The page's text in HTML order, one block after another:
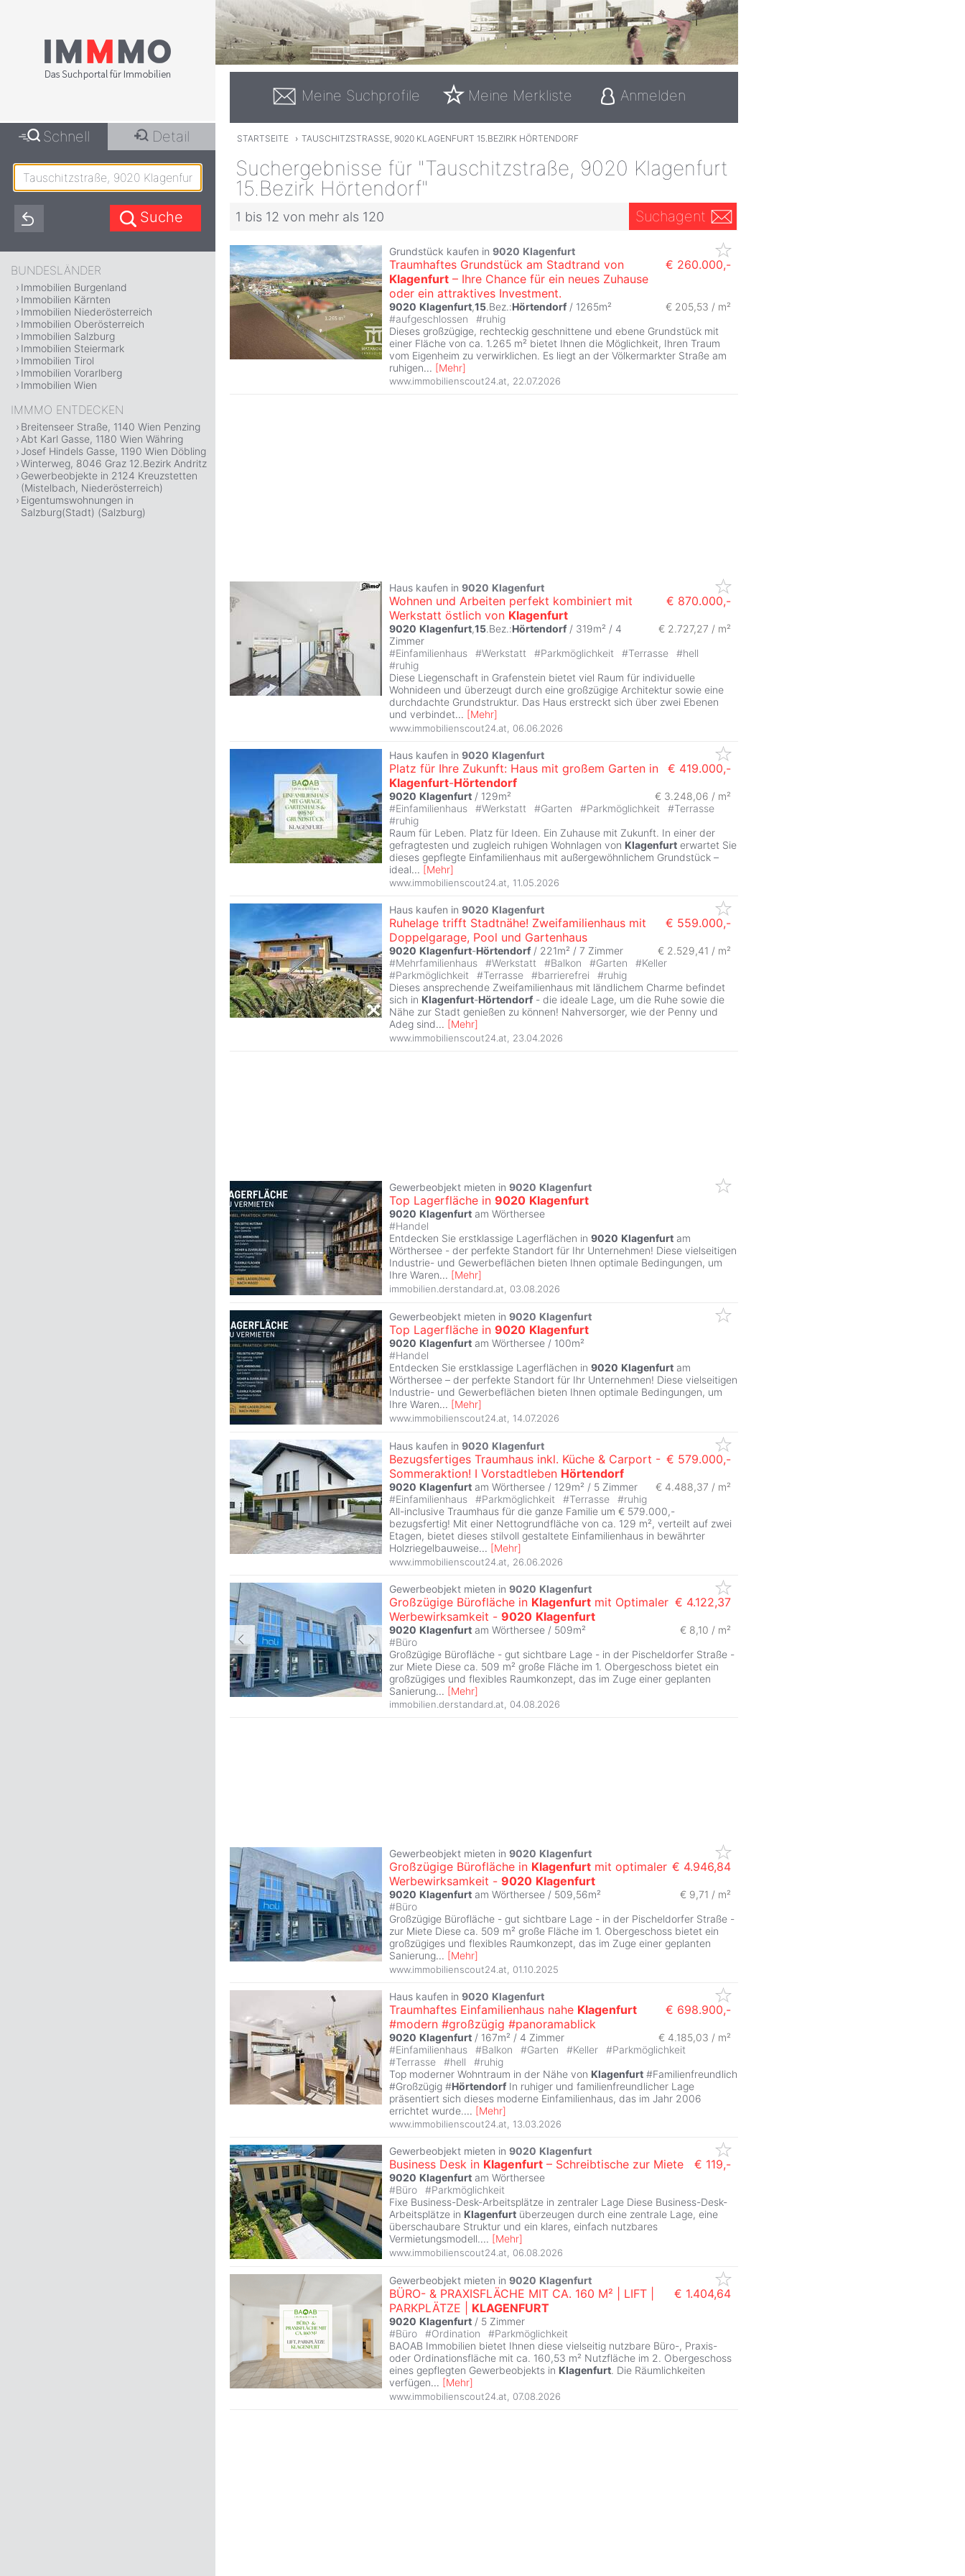
Meine Suchprofile Meine Merkliste Anmelden
STARTSEITE › TAUSCHITZSTRASSE, 9020 KLAGENFURT 15.BEZIRK HÖRTENDORF
Suchergebnisse für "Tauschitzstraße, 9020 Klagenfurt
15.Bezirk Hörtendorf"
1 bis 12 von mehr als 120 Suchagent
Grundstück kaufen in 9020 Klagenfurt
Traumhaftes Grundstück am Stadtrand von
Klagenfurt – Ihre Chance für ein neues Zuhause
oder ein attraktives Investment.
€ 260.000,-
9020 Klagenfurt,15.Bez.:Hörtendorf / 1265m²
€ 205,53 / m²
#aufgeschlossen #ruhig
Dieses großzügige, rechteckig geschnittene und ebene Grundstück mit
einer Fläche von ca. 1.265 m² bietet Ihnen die Möglichkeit, Ihren Traum
vom Eigenheim zu verwirklichen. Es liegt an der Völkermarkter Straße am
ruhigen... [Mehr]
www.immobilienscout24.at 22.07.2026
Haus kaufen in 9020 Klagenfurt
Wohnen und Arbeiten perfekt kombiniert mit
Werkstatt östlich von Klagenfurt
€ 870.000,-
9020 Klagenfurt,15.Bez.:Hörtendorf / 319m² / 4
Zimmer
€ 2.727,27 / m²
#Einfamilienhaus #Werkstatt #Parkmöglichkeit #Terrasse #hell
#ruhig
Diese Liegenschaft in Grafenstein bietet viel Raum für individuelle
Wohnideen und überzeugt durch eine großzügige Architektur sowie eine
durchdachte Grundstruktur. Das Haus erstreckt sich über zwei Ebenen
und verbindet... [Mehr]
www.immobilienscout24.at 06.06.2026
Haus kaufen in 9020 Klagenfurt
Platz für Ihre Zukunft: Haus mit großem Garten in
Klagenfurt-Hörtendorf
€ 419.000,-
9020 Klagenfurt / 129m²
€ 3.248,06 / m²
#Einfamilienhaus #Werkstatt #Garten #Parkmöglichkeit #Terrasse
#ruhig
Raum für Leben. Platz für Ideen. Ein Zuhause mit Zukunft. In einer der
gefragtesten und zugleich ruhigen Wohnlagen von Klagenfurt erwartet Sie
dieses gepflegte Einfamilienhaus mit außergewöhnlichem Grundstück –
ideal... [Mehr]
www.immobilienscout24.at, 11.05.2026
Haus kaufen in 9020 Klagenfurt
Ruhelage trifft Stadtnähe! Zweifamilienhaus mit
Doppelgarage, Pool und Gartenhaus
€ 559.000,-
9020 Klagenfurt-Hörtendorf / 221m² / 7 Zimmer
€ 2.529,41 / m²
#Mehrfamilienhaus #Werkstatt #Balkon #Garten #Keller
#Parkmöglichkeit #Terrasse #barrierefrei #ruhig
Dieses ansprechende Zweifamilienhaus mit ländlichem Charme befindet
sich in Klagenfurt-Hörtendorf - die ideale Lage, um die Ruhe sowie die
Nähe zur Stadt genießen zu können! Nahversorger, wie der Penny und
Adeg sind... [Mehr]
www.immobilienscout24.at 23.04.2026
Gewerbeobjekt mieten in 9020 Klagenfurt
Top Lagerfläche in 9020 Klagenfurt
9020 Klagenfurt am Wörthersee
#Handel
Entdecken Sie erstklassige Lagerflächen in 9020 Klagenfurt am
Wörthersee - der perfekte Standort für Ihr Unternehmen! Diese vielseitigen
Industrie- und Gewerbeflächen bieten Ihnen optimale Bedingungen, um
Ihre Waren... [Mehr]
immobilien.derstandard.at 03.08.2026
Gewerbeobjekt mieten in 9020 Klagenfurt
Top Lagerfläche in 9020 Klagenfurt
9020 Klagenfurt am Wörthersee / 100m²
#Handel
Entdecken Sie erstklassige Lagerflächen in 9020 Klagenfurt am
Wörthersee – der perfekte Standort für Ihr Unternehmen! Diese vielseitigen
Industrie- und Gewerbeflächen bieten Ihnen optimale Bedingungen, um
Ihre Waren... [Mehr]
www.immobilienscout24.at 14.07.2026
Haus kaufen in 9020 Klagenfurt
Bezugsfertiges Traumhaus inkl. Küche & Carport -
Sommeraktion! I Vorstadtleben Hörtendorf
€ 579.000,-
9020 Klagenfurt am Wörthersee / 129m² / 5 Zimmer
€ 4.488,37 / m²
#Einfamilienhaus #Parkmöglichkeit #Terrasse #ruhig
All-inclusive Traumhaus für die ganze Familie um € 579.000,-
bezugsfertig! Mit einer Nettogrundfläche von ca. 129 m², verteilt auf zwei
Etagen, bietet dieses stilvoll gestaltete Einfamilienhaus in bewährter
Holzriegelbauweise... [Mehr]
www.immobilienscout24.at 26.06.2026
Gewerbeobjekt mieten in 9020 Klagenfurt
Großzügige Bürofläche in Klagenfurt mit Optimaler
Werbewirksamkeit - 9020 Klagenfurt
€ 4.122,37
9020 Klagenfurt am Wörthersee / 509m² € 8,10 / m²
#Büro
Großzügige Bürofläche - gut sichtbare Lage - in der Pischeldorfer Straße -
zur Miete Diese ca. 509 m² große Fläche im 1. Obergeschoss bietet ein
großzügiges und flexibles Raumkonzept, das im Zuge einer geplanten
Sanierung... [Mehr]
immobilien.derstandard.at 04.08.2026
Gewerbeobjekt mieten in 9020 Klagenfurt
Großzügige Bürofläche in Klagenfurt mit optimaler
Werbewirksamkeit - 9020 Klagenfurt
€ 4.946,84
9020 Klagenfurt am Wörthersee / 509,56m²
€ 9,71 / m²
#Büro
Großzügige Bürofläche - gut sichtbare Lage - in der Pischeldorfer Straße -
zur Miete Diese ca. 509 m² große Fläche im 1. Obergeschoss bietet ein
großzügiges und flexibles Raumkonzept, das im Zuge einer geplanten
Sanierung... [Mehr]
www.immobilienscout24.at 01.10.2025
Haus kaufen in 9020 Klagenfurt
Traumhaftes Einfamilienhaus nahe Klagenfurt
#modern #großzügig #panoramablick
€ 698.900,-
9020 Klagenfurt / 167m² / 4 Zimmer
€ 4.185,03 / m²
#Einfamilienhaus #Balkon #Garten #Keller #Parkmöglichkeit
#Terrasse #hell #ruhig
Top moderner Wohntraum in der Nähe von Klagenfurt #Familienfreundlich
#Großzügig #Hörtendorf In ruhiger und familienfreundlicher Lage
präsentiert sich dieses moderne Einfamilienhaus, das im Jahr 2006
errichtet wurde.... [Mehr]
www.immobilienscout24.at, 13.03.2026
Gewerbeobjekt mieten in 9020 Klagenfurt
Business Desk in Klagenfurt – Schreibtische zur Miete € 119,-
9020 Klagenfurt am Wörthersee
#Büro #Parkmöglichkeit
Fixe Business-Desk-Arbeitsplätze in zentraler Lage Diese Business-Desk-
Arbeitsplätze in Klagenfurt überzeugen durch eine zentrale Lage, eine
überschaubare Struktur und ein klares, einfach nutzbares
Vermietungsmodell.... [Mehr]
www.immobilienscout24.at 06.08.2026
Gewerbeobjekt mieten in 9020 Klagenfurt
BÜRO- & PRAXISFLÄCHE MIT CA. 160 M² | LIFT |
PARKPLÄTZE | KLAGENFURT
€ 1.404,64
9020 Klagenfurt / 5 Zimmer
#Büro #Ordination #Parkmöglichkeit
BAOAB Immobilien bietet Ihnen diese vielseitig nutzbare Büro-, Praxis-
oder Ordinationsfläche mit ca. 160,53 m² Nutzfläche im 2. Obergeschoss
eines gepflegten Gewerbeobjekts in Klagenfurt. Die Räumlichkeiten
verfügen... [Mehr]
www.immobilienscout24.at 07.08.2026
Schnell Detail
BUNDESLÄNDER
Immobilien Burgenland
Immobilien Kärnten
Immobilien Niederösterreich
Immobilien Oberösterreich
Immobilien Salzburg
Immobilien Steiermark
Immobilien Tirol
Immobilien Vorarlberg
Immobilien Wien
IMMMO ENTDECKEN
Breitenseer Straße, 1140 Wien Penzing
Abt Karl Gasse, 1180 Wien Währing
Josef Hindels Gasse, 1190 Wien Döbling
Winterweg, 8046 Graz 12.Bezirk Andritz
Gewerbeobjekte in 2124 Kreuzstetten
(Mistelbach, Niederösterreich)
Eigentumswohnungen in
Salzburg(Stadt) (Salzburg)